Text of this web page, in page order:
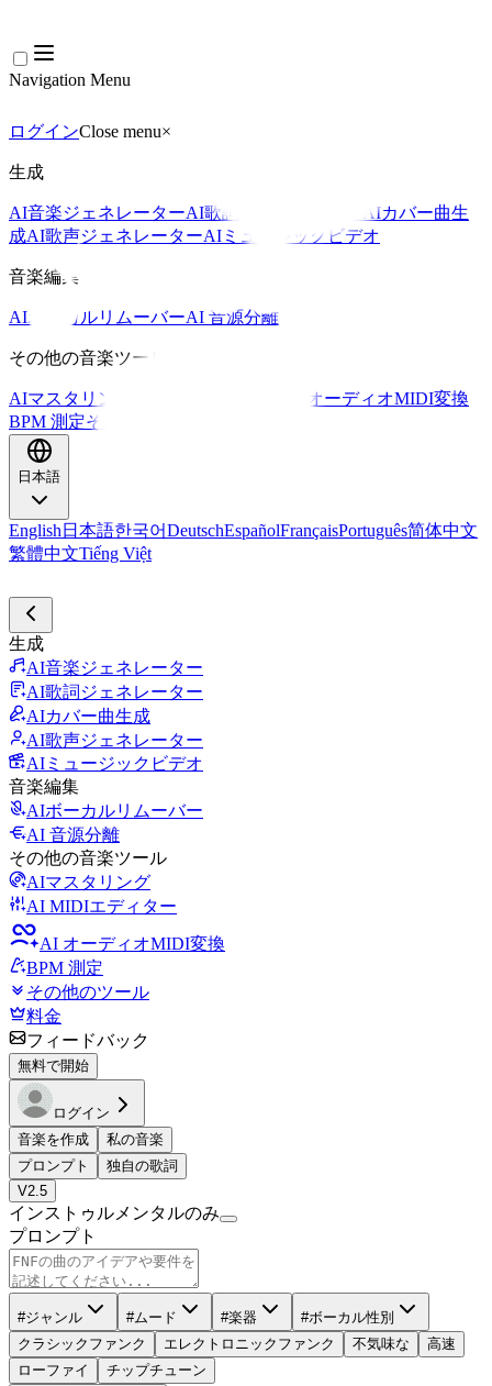
Navigation Menu
ログインClose menu×
生成
AI音楽ジェネレーターAI歌詞ジェネレーター
AIカバー曲生
成AI歌声ジェネレーターAIミュージックビデオ
音楽編集
AIボーカルリムーバーAI 音源分離
その他の音楽ツール
AIマスタリング
AI オーディオMIDI変換
BPM 測定その他のツール
日本語
English 日本語한국어DeutschEspañolFrançaisPortuguês简体中文
繁體中文Tiếng Việt
生成
AI音楽ジェネレーター
AI歌詞ジェネレーター
AIカバー曲生成
AI歌声ジェネレーター
AIミュージックビデオ
音楽編集
AIボーカルリムーバー
AI 音源分離
その他の音楽ツール
AIマスタリング
AI MIDIエディター
AI オーディオMIDI変換
BPM 測定
その他のツール
料金
フィードバック
無料で開始
ログイン
音楽を作成
私の音楽
プロンプト
独自の歌詞
V2.5
インストゥルメンタルのみ
プロンプト
#ジャンル #ムード #楽器
#ボーカル性別
クラシックファンク
エレクトロニックファンク 不気味な
高速
ローファイ
チップチューン